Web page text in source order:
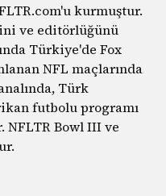
kurmuştur.
ve editörlüğünü
Türkiye'de Fox
NFL maçlarında
Türk
futbolu programı
NFLTR Bowl III ve